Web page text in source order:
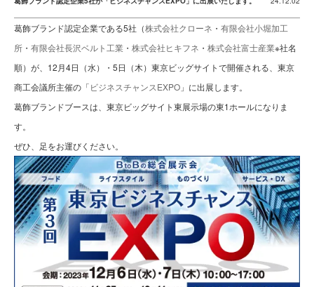
葛飾ブランド認定企業である5社（株式会社クローネ ・ 有限会社小堀加工
所 ・ 有限会社長沢ベルト工業 ・ 株式会社ヒキフネ ・ 株式会社富士産業※社名
順）が、12月4日（水）・5日（木）東京ビッグサイトで開催される、東京
商工会議所主催の「ビジネスチャンスEXPO 」に出展します。
葛飾ブランドブースは、東京ビッグサイト東展示場の東1ホールになりま
す。
ぜひ、足をお運びください。